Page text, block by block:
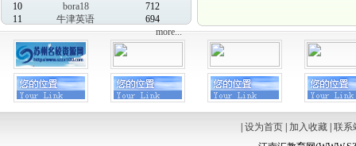
10
bora18
712
11
牛津英语
694
more...
设为首页| 加入收藏| 联系